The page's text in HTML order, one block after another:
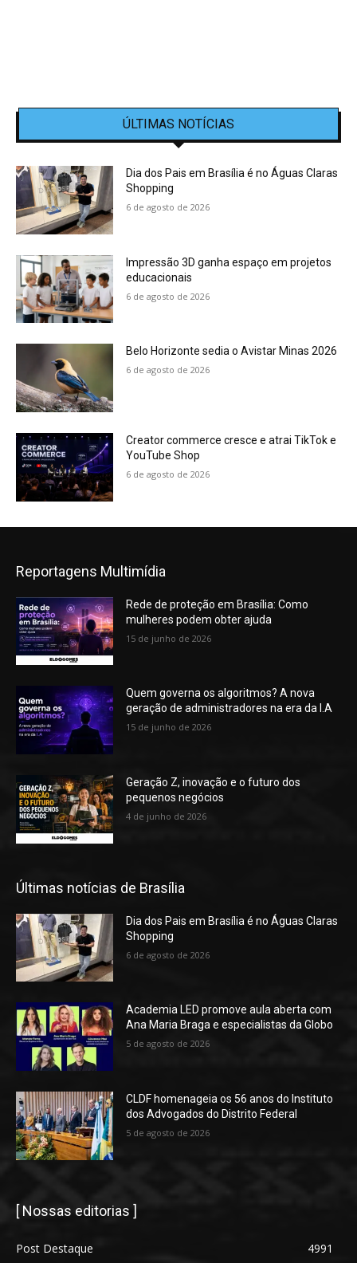
ÚLTIMAS NOTÍCIAS
Dia dos Pais em Brasília é no Águas Claras
Shopping
6 de agosto de 2026
Impressão 3D ganha espaço em projetos
educacionais
6 de agosto de 2026
Belo Horizonte sedia o Avistar Minas 2026
6 de agosto de 2026
Creator commerce cresce e atrai TikTok e
YouTube Shop
6 de agosto de 2026
Reportagens Multimídia
Rede de proteção em Brasília: Como
mulheres podem obter ajuda
15 de junho de 2026
Quem governa os algoritmos? A nova
geração de administradores na era da I.A
15 de junho de 2026
Geração Z, inovação e o futuro dos
pequenos negócios
4 de junho de 2026
Últimas notícias de Brasília
Dia dos Pais em Brasília é no Águas Claras
Shopping
6 de agosto de 2026
Academia LED promove aula aberta com
Ana Maria Braga e especialistas da Globo
5 de agosto de 2026
CLDF homenageia os 56 anos do Instituto
dos Advogados do Distrito Federal
5 de agosto de 2026
[ Nossas editorias ]
Post Destaque
4991